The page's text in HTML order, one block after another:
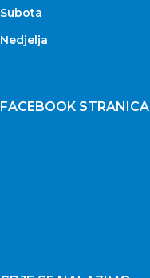
Subota
Nedjelja
FACEBOOK STRANICA